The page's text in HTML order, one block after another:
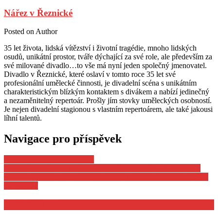
Nářez v Řeznické
Posted on Author
35 let života, lidská vítězství i životní tragédie, mnoho lidských
osudů, unikátní prostor, tváře dýchající za své role, ale především za
své milované divadlo…to vše má nyní jeden společný jmenovatel.
Divadlo v Řeznické, které oslaví v tomto roce 35 let své
profesionální umělecké činnosti, je divadelní scéna s unikátním
charakteristickým blízkým kontaktem s divákem a nabízí jedinečný
a nezaměnitelný repertoár. Prošly jím stovky uměleckých osobností.
Je nejen divadelní stagionou s vlastním repertoárem, ale také jakousi
líhní talentů.
Navigace pro příspěvek